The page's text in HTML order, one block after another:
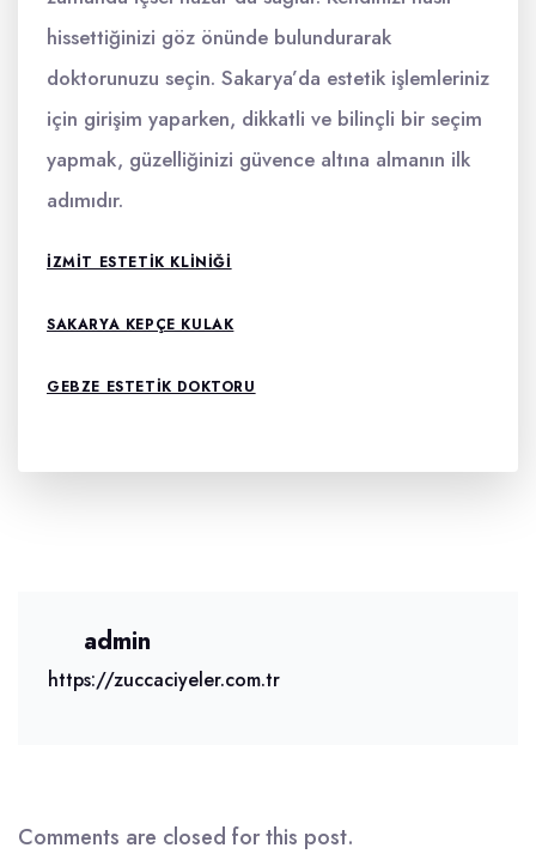
hissettiğinizi göz önünde bulundurarak
doktorunuzu seçin. Sakarya’da estetik işlemleriniz
için girişim yaparken, dikkatli ve bilinçli bir seçim
yapmak, güzelliğinizi güvence altına almanın ilk
adımıdır.
IZMIT ESTETIK KLINIĞI
SAKARYA KEPÇE KULAK
GEBZE ESTETIK DOKTORU
admin
https://zuccaciyeler.com.tr
Comments are closed for this post.